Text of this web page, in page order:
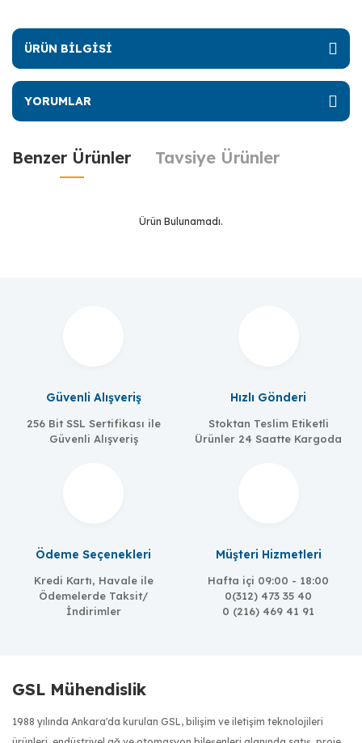
ÜRÜN BİLGİSİ
YORUMLAR
Benzer Ürünler Tavsiye Ürünler
Ürün Bulunamadı.
Güvenli Alışveriş
256 Bit SSL Sertifikası ile
Güvenli Alışveriş
Hızlı Gönderi
Stoktan Teslim Etiketli
Ürünler 24 Saatte Kargoda
Ödeme Seçenekleri
Kredi Kartı, Havale ile
Ödemelerde Taksit/
İndirimler
Müşteri Hizmetleri
Hafta içi 09:00 - 18:00
0(312) 473 35 40
0 (216) 469 41 91
GSL Mühendislik
1988 yılında Ankara'da kurulan GSL, bilişim ve iletişim teknolojileri